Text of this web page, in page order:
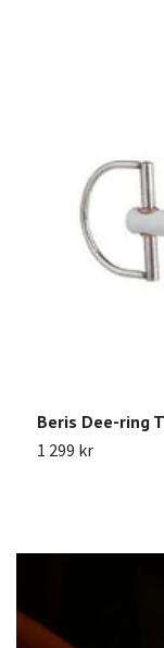
Beris Dee-ring
1 299 kr